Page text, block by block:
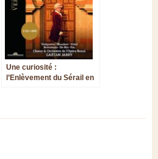
Une curiosité :
l’Enlèvement du Sérail en